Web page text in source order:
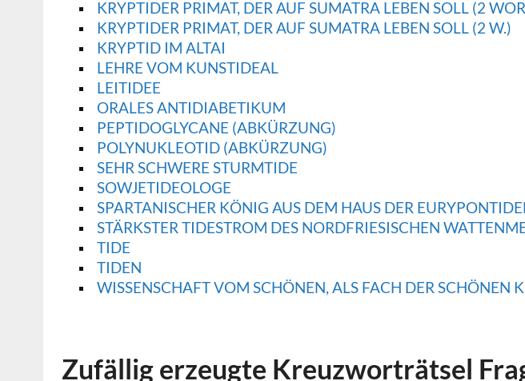
KRYPTIDER PRIMAT, DER AUF SUMATRA LEBEN SOLL (2
KRYPTIDER PRIMAT, DER AUF SUMATRA LEBEN SOLL (2 W.)
KRYPTID IM ALTAI
LEHRE VOM KUNSTIDEAL
LEITIDEE
ORALES ANTIDIABETIKUM
PEPTIDOGLYCANE (ABKÜRZUNG)
POLYNUKLEOTID (ABKÜRZUNG)
SEHR SCHWERE STURMTIDE
SOWJETIDEOLOGE
SPARTANISCHER KÖNIG AUS DEM HAUS DER
STÄRKSTER TIDESTROM DES NORDFRIESISCHEN
TIDE
TIDEN
WISSENSCHAFT VOM SCHÖNEN, ALS FACH DER SCHÖNEN
Zufällig erzeugte Kreuzworträtsel